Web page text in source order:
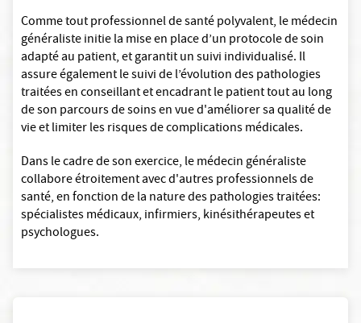
Comme tout professionnel de santé polyvalent, le médecin
généraliste initie la mise en place d’un protocole de soin
adapté au patient, et garantit un suivi individualisé. Il
assure également le suivi de l’évolution des pathologies
traitées en conseillant et encadrant le patient tout au long
de son parcours de soins en vue d'améliorer sa qualité de
vie et limiter les risques de complications médicales.
Dans le cadre de son exercice, le médecin généraliste
collabore étroitement avec d'autres professionnels de
santé, en fonction de la nature des pathologies traitées:
spécialistes médicaux, infirmiers, kinésithérapeutes et
psychologues.